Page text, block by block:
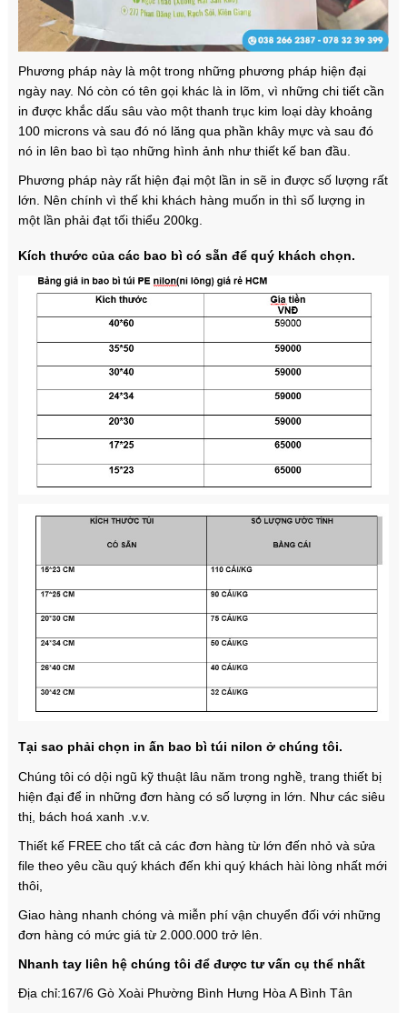
Phương pháp này là một trong những phương pháp hiện đại
ngày nay. Nó còn có tên gọi khác là in lõm, vì những chi tiết cần
in được khắc dấu sâu vào một thanh trục kim loại dày khoảng
100 microns và sau đó nó lăng qua phần khây mực và sau đó
nó in lên bao bì tạo những hình ảnh như thiết kế ban đầu.
Phương pháp này rất hiện đại một lần in sẽ in được số lượng rất
lớn. Nên chính vì thế khi khách hàng muốn in thì số lượng in
một lần phải đạt tối thiểu 200kg.
Kích thước của các bao bì có sẵn để quý khách chọn.
Tại sao phải chọn in ấn bao bì túi nilon ở chúng tôi.
Chúng tôi có dội ngũ kỹ thuật lâu năm trong nghề, trang thiết bị
hiện đại để in những đơn hàng có số lượng in lớn. Như các siêu
thị, bách hoá xanh .v.v.
Thiết kế FREE cho tất cả các đơn hàng từ lớn đến nhỏ và sửa
file theo yêu cầu quý khách đến khi quý khách hài lòng nhất mới
thôi,
Giao hàng nhanh chóng và miễn phí vận chuyển đối với những
đơn hàng có mức giá từ 2.000.000 trở lên.
Nhanh tay liên hệ chúng tôi để được tư vấn cụ thể nhất
Địa chỉ:167/6 Gò Xoài Phường Bình Hưng Hòa A Bình Tân